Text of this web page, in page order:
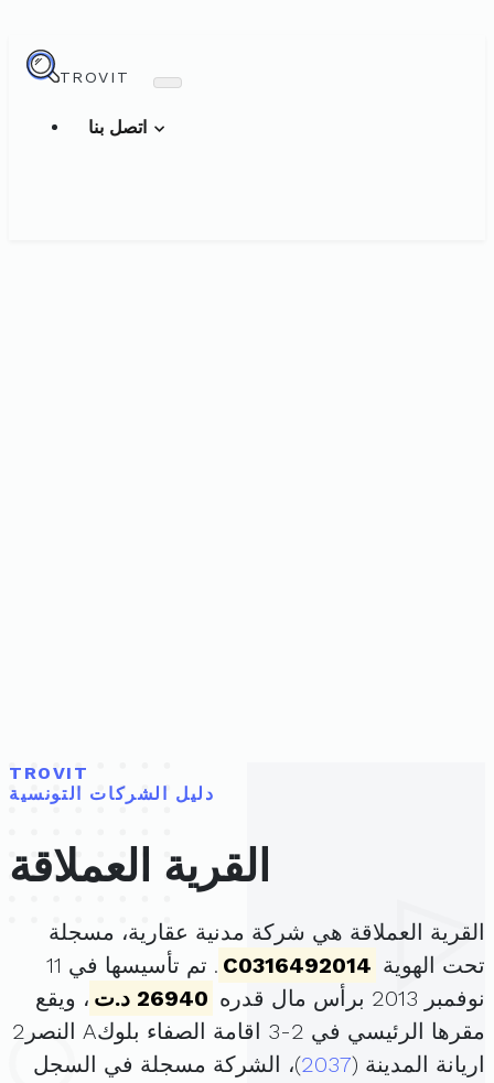
TROVIT
TROVIT
دليل الشركات التونسية
القرية العملاقة
القرية العملاقة هي شركة مدنية عقارية، مسجلة
تحت الهوية C0316492014
. تم تأسيسها في 11
نوفمبر 2013 برأس مال قدره
26940 د.ت
، ويقع
مقرها الرئيسي في 2-3 اقامة الصفاء بلوكA النصر2
اريانة المدينة (2037)، الشركة مسجلة في السجل